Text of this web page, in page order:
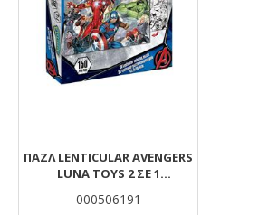
ΠΑΖΛ LENTICULAR AVENGERS
LUNA TOYS 2 ΣΕ 1
3D EFFECT 150 ΤΜX. 45,7X30,4
000506191